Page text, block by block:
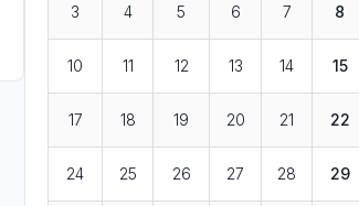
3 4 5 6 7 8
10 11 12 13 14 15
17 18 19 20 21 22
24 25 26 27 28 29